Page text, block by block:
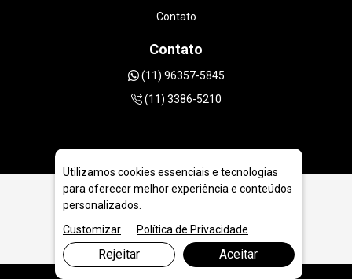
Contato
Contato
(11) 96357-5845
(11) 3386-5210
Serra Diamantada Concreto 725mm em Brasília - DF
Utilizamos cookies essenciais e tecnologias
para oferecer melhor experiência e conteúdos
personalizados.
Customizar
Política de Privacidade
Rejeitar Aceitar